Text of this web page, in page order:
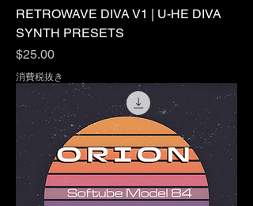
RETROWAVE DIVA V1 | U-HE DIVA
SYNTH PRESETS
価格
$25.00
消費税抜き